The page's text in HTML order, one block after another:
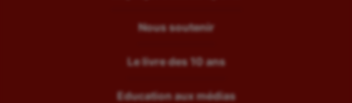
Nous soutenir
Le livre des 10 ans
Education aux médias